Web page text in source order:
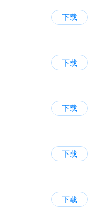
下载
下载
下载
下载
下载